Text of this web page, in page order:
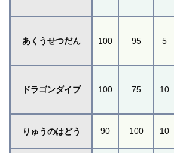
あくうせつだん 100 95 5
ドラゴンダイブ 100 75 10
りゅうのはどう 90 100 10